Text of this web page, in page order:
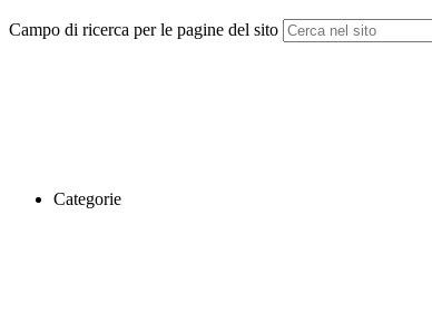
Campo di ricerca per le pagine del sito
Categorie